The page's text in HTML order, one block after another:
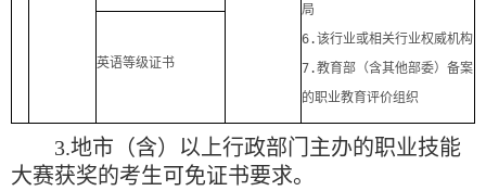
局
6.该行业或相关行业权威机构
7.教育部（含其他部委）备案
的职业教育评价组织
英语等级证书
3.地市（含）以上行政部门主办的职业技能
大赛获奖的考生可免证书要求。